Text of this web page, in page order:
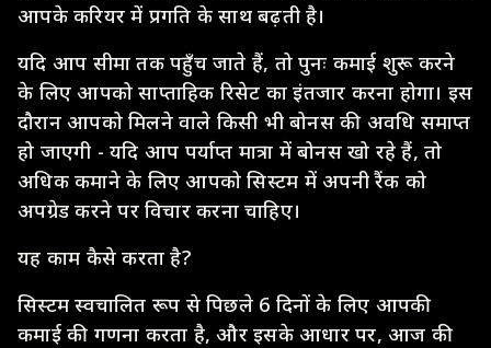
आपके करियर में प्रगति के साथ बढ़ती है।
यदि आप सीमा तक पहुँच जाते हैं, तो पुनः कमाई शुरू करने
के लिए आपको साप्ताहिक रिसेट का इंतजार करना होगा। इस
दौरान आपको मिलने वाले किसी भी बोनस की अवधि समाप्त
हो जाएगी - यदि आप पर्याप्त मात्रा में बोनस खो रहे हैं, तो
अधिक कमाने के लिए आपको सिस्टम में अपनी रैंक को
अपग्रेड करने पर विचार करना चाहिए।
यह काम कैसे करता है?
सिस्टम स्वचालित रूप से पिछले 6 दिनों के लिए आपकी
कमाई की गणना करता है, और इसके आधार पर, आज की